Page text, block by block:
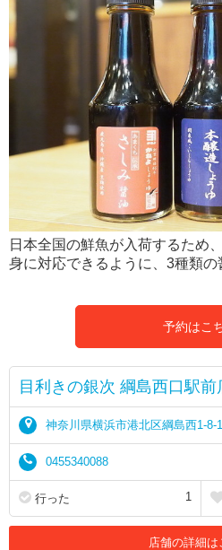
日本全国の鮮魚が入荷するため
身に対応できるように、3種類の
予約はこ
目利きの銀次 綱島西口駅前
神奈川県横浜市港北区綱島西1-8-
0455340088
行った 1
店舗の詳細は